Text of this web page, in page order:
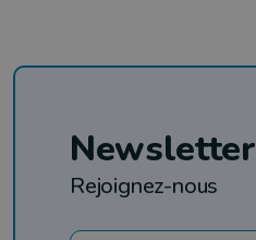
Newsletter
Rejoignez-nous